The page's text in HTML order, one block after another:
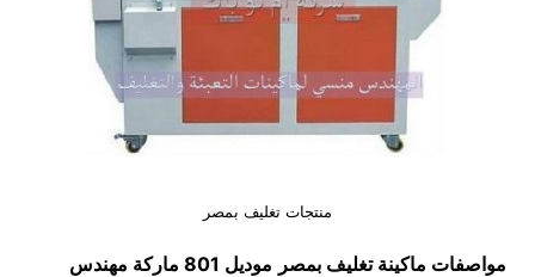
منتجات تغليف بمصر
مواصفات ماكينة تغليف بمصر
موديل 801 ماركة مهندس